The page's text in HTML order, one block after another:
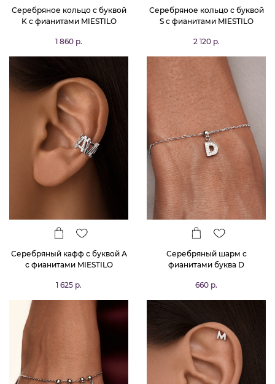
Серебряное кольцо с буквой
K с фианитами MIESTILO
1 860 р.
Серебряное кольцо с буквой
S с фианитами MIESTILO
2 120 р.
Серебряный кафф с буквой А
с фианитами MIESTILO
1 625 р.
Серебряный шарм с
фианитами буква D
660 р.